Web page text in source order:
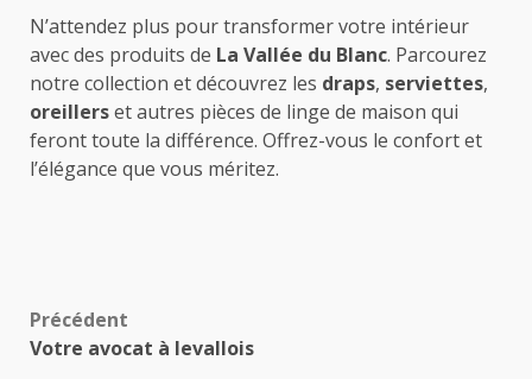
N’attendez plus pour transformer votre intérieur
avec des produits de La Vallée du Blanc. Parcourez
notre collection et découvrez les draps, serviettes,
oreillerset autres pièces de linge de maison qui
feront toute la différence. Offrez-vous le confort et
l’élégance que vous méritez.
Navigation
Précédent
Votre avocat à levallois